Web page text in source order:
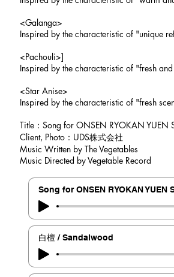
<Galanga>
Inspired by the characteristic of "unique
<Pachouli>]
Inspired by the characteristic of "fresh
<Star Anise>
Inspired by the characteristic of "fresh
Title：Song for ONSEN RYOKAN YUEN
Client, Photo：UDS株式会社
Music Written by The Vegetables
Music Directed by Vegetable Record
Song for ONSEN RYOKAN YUEN
白檀 / Sandalwood